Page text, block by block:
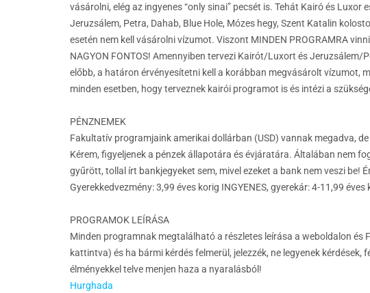
vásárolni, elég az ingyenes “only sinai” pecsét is. Tehát Kairó és
Jeruzsálem, Petra, Dahab, Blue Hole, Mózes hegy, Szent Katalin
esetén nem kell vásárolni vízumot. Viszont MINDEN PROGRAMRA
NAGYON FONTOS! Amennyiben tervezi Kairót/Luxort és
előbb, a határon érvényesítetni kell a korábban megvásárolt vízumot,
minden esetben, hogy terveznek kairói programot is és intézi a
PÉNZNEMEK
Fakultatív programjaink amerikai dollárban (USD) vannak megadva,
Kérem, figyeljenek a pénzek állapotára és évjáratára. Általában nem
gyűrött, tollal írt bankjegyeket sem, mivel ezeket a bank nem veszi be!
Gyerekkedvezmény: 3,99 éves korig INGYENES, gyerekár: 4-11,99 éves
PROGRAMOK LEÍRÁSA
Minden programnak megtalálható a részletes leírása a weboldalon és
kattintva) és ha bármi kérdés felmerül, jelezzék, ne legyenek
élményekkel telve menjen haza a nyaralásból!
Hurghada